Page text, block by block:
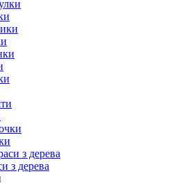
з дерева